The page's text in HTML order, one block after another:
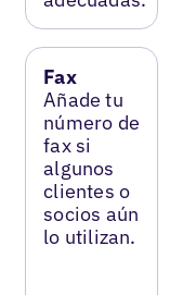
Fax
Añade tu
número de
fax si
algunos
clientes o
socios aún
lo utilizan.